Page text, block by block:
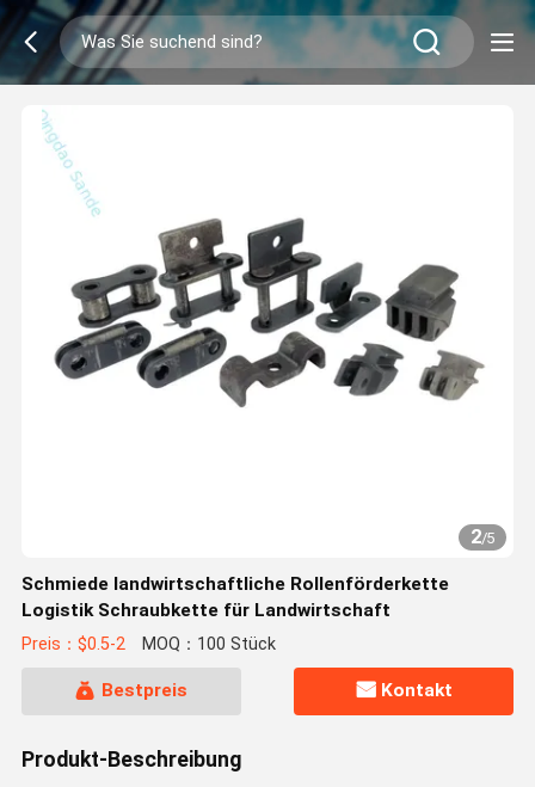
2/5
Schmiede landwirtschaftliche Rollenförderkette
Logistik Schraubkette für Landwirtschaft
Preis：$0.5-2 MOQ：100 Stück
Bestpreis Kontakt
Produkt-Beschreibung